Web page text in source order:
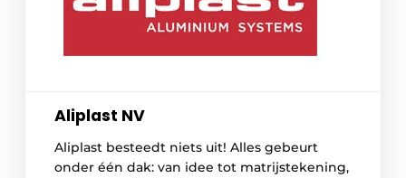
Aliplast NV
Aliplast besteedt niets uit! Alles gebeurt
onder één dak: van idee tot matrijstekening,